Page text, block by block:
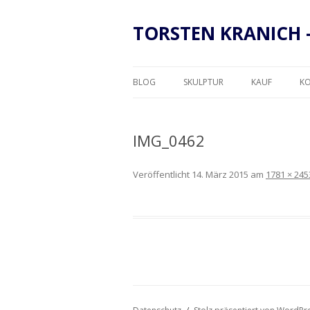
TORSTEN KRANICH
BLOG SKULPTUR KAUF
IMG_0462
Veröffentlicht 14. März 2015 am 1781 ×